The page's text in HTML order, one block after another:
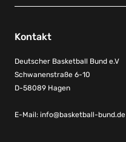
Kontakt
Deutscher Basketball Bund e.V
Schwanenstraße 6-10
D-58089 Hagen
E-Mail: info@basketball-bund.de